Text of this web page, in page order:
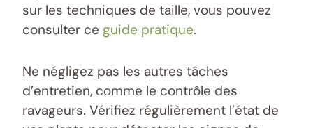
sur les techniques de taille, vous pouvez
consulter ce guide pratique.
Ne négligez pas les autres tâches
d’entretien, comme le contrôle des
ravageurs. Vérifiez régulièrement l’état de